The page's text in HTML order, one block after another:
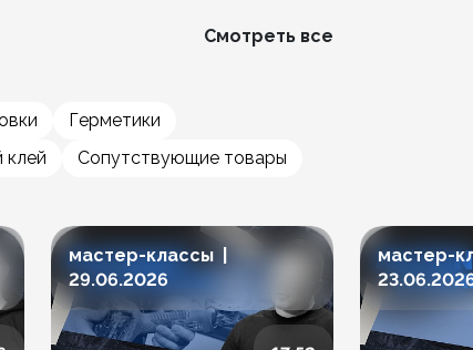
Смотреть все
Герметики
Сопутствующие товары
мастер-классы |
29.06.2026
мастер-